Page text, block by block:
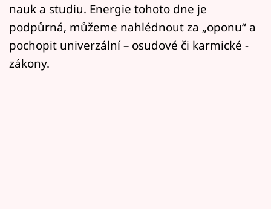
Mámy sobě
Přihlášení
nauk a studiu. Energie tohoto dne je
podpůrná, můžeme nahlédnout za „oponu“ a
pochopit univerzální – osudové či karmické -
zákony.